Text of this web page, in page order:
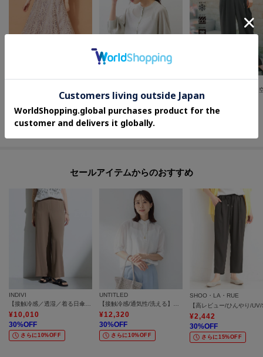
Couture Brooch
index
¥ 4,479
OPAQUE.CLIP
¥5,979
セールアイテムからのおすすめ
INDIVI
¥10,010
30%OFF
さらに10%OFF
UNTITLED
¥12,320
30%OFF
さらに10%OFF
SHOO・LA・RUE
¥2,442
30%OFF
さらに15%OFF